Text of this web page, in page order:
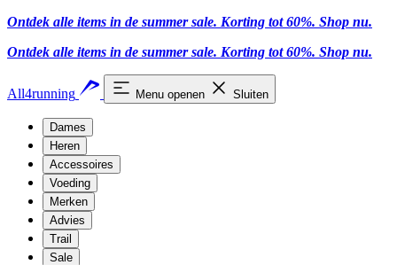
Ontdek alle items in de summer sale. Korting tot 60%. Shop nu.
Ontdek alle items in de summer sale. Korting tot 60%. Shop nu.
All4running Menu openen Sluiten
Dames
Heren
Accessoires
Voeding
Merken
Advies
Trail
Sale